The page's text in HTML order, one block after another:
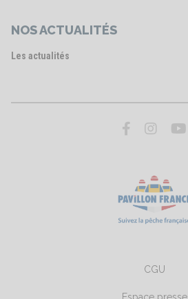
NOS ACTUALITÉS
Les actualités
CGU